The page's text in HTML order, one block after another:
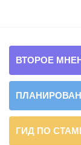
ВТОРОЕ
ГИД ПО